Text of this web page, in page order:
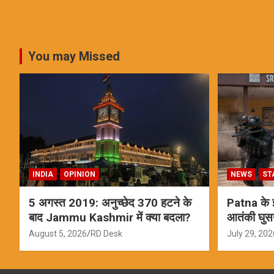
You may Missed
INDIA OPINION
5 अगस्त 2019: अनुच्छेद 370 हटने के
बाद Jammu Kashmir में क्या बदला?
August 5, 2026 RD Desk
NEWS
Patna के
आतंकी
ऑपरेशन;
July 29,